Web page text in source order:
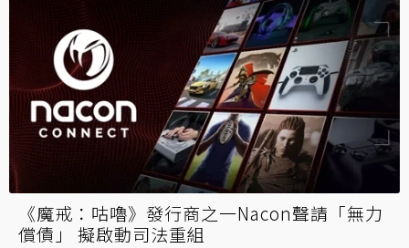
《魔戒：咕嚕》發行商之一Nacon聲請「無力
償債」 擬啟動司法重組